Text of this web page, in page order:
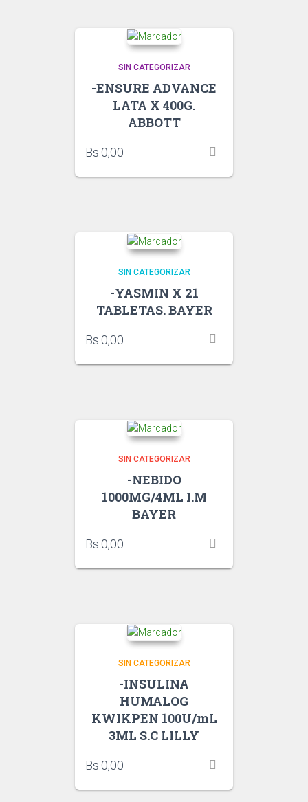
SIN CATEGORIZAR
-ENSURE ADVANCE
LATA X 400G.
ABBOTT
Bs.0,00
SIN CATEGORIZAR
-YASMIN X 21
TABLETAS. BAYER
Bs. 0,00
SIN CATEGORIZAR
-NEBIDO
1000MG/4ML I.M
BAYER
Bs. 0,00
SIN CATEGORIZAR
-INSULINA
HUMALOG
KWIKPEN 100U/mL
3ML S.C LILLY
Bs. 0,00